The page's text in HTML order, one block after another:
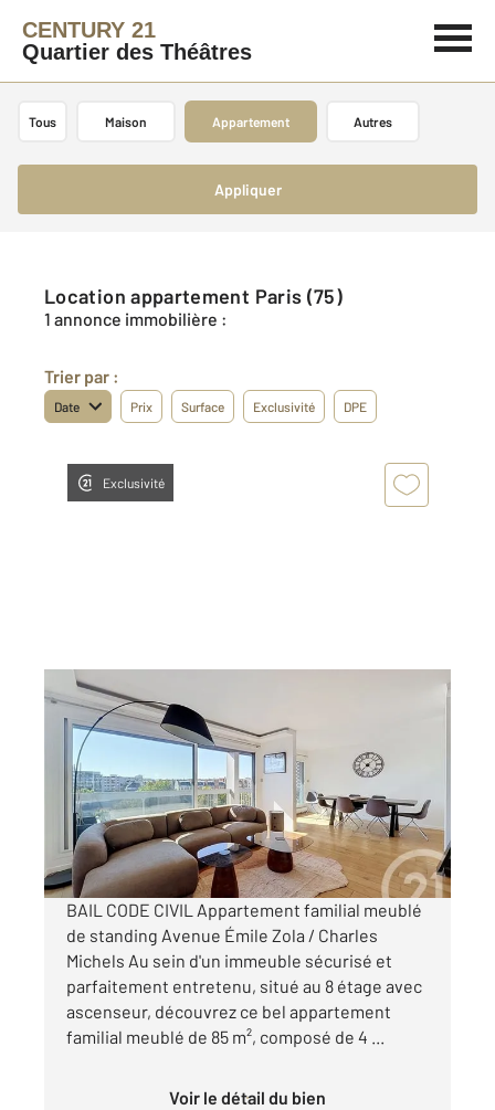
CENTURY 21
Quartier des Théâtres
Tous Maison Appartement Autres
Appliquer
Location appartement Paris (75)
1 annonce immobilière :
Trier par :
Date Prix Surface Exclusivité DPE
Exclusivité
PARIS 75015
84,18 m2, 4 pièces
Ref : 2734
Appartement F4 à louer
3 740 €
par mois charges comprises
BAIL CODE CIVIL Appartement familial meublé
de standing Avenue Émile Zola / Charles
Michels Au sein d'un immeuble sécurisé et
parfaitement entretenu, situé au 8 étage avec
ascenseur, découvrez ce bel appartement
familial meublé de 85 m², composé de 4 ...
Voir le détail du bien